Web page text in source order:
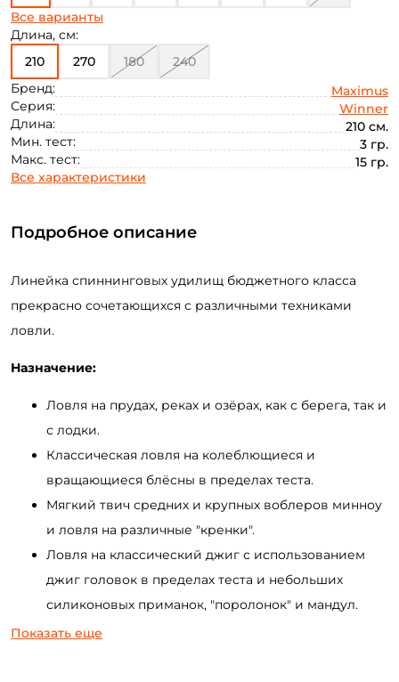
50
Все варианты
Длина, см:
210
270 180
240
Бренд:
Maximus
Серия:
Winner
Длина:
210 см.
Мин. тест:
3 гр.
Макс. тест:
15 гр.
Все характеристики
Подробное описание
Линейка спиннинговых удилищ бюджетного класса
прекрасно сочетающихся с различными техниками
ловли.
Назначение:
Ловля на прудах, реках и озёрах, как с берега, так и
с лодки.
Классическая ловля на колеблющиеся и
вращающиеся блёсны в пределах теста.
Мягкий твич средних и крупных воблеров минноу
и ловля на различные "кренки".
Ловля на классический джиг с использованием
джиг головок в пределах теста и небольших
силиконовых приманок, "поролонок" и мандул.
Рыбалка с применением различных разнесенных и
Показать еще